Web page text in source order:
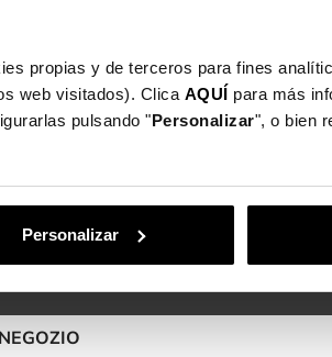
propias y de terceros para fines
web visitados). Clica AQUÍ para más
pulsando "Personalizar", o bien
Personalizar
in 48/96